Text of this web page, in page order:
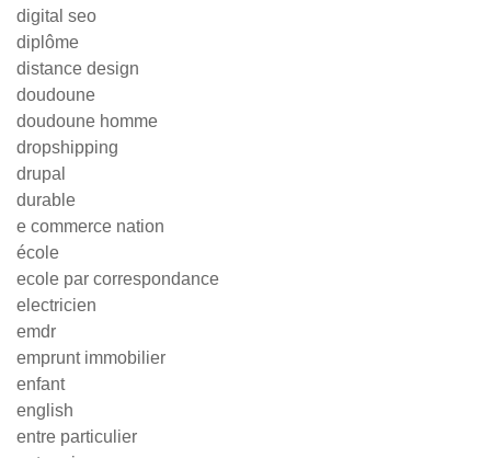
digital seo
diplôme
distance design
doudoune
doudoune homme
dropshipping
drupal
durable
e commerce nation
école
ecole par correspondance
electricien
emdr
emprunt immobilier
enfant
english
entre particulier